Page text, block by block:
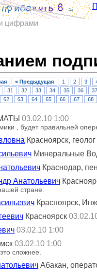
цифрами
< Предыдущая 1 2 3
31 32 33 34 35 36 37
62 63 64 65 66 67 68
03.02.10 1:00
, будет правильней
Красноярск, геолог
Минеральные
Краснодар,
Анатольевич
стране.
Красноярск,
Красноярск
03.02.10 1:00
03.02.10 1:00
сложнее.
Абакан,